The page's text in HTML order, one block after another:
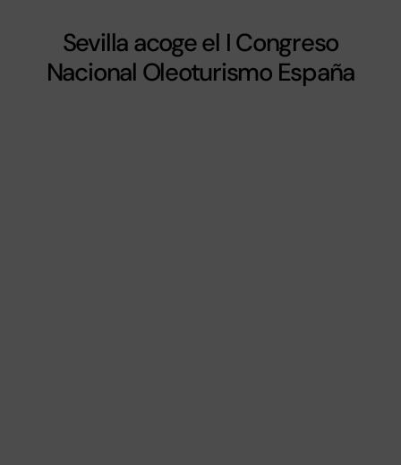
Sevilla acoge el I Congreso
Nacional Oleoturismo España